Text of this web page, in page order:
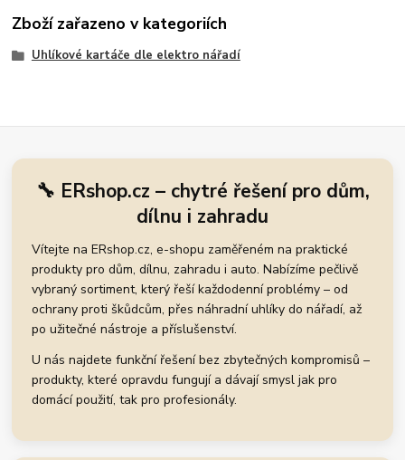
Zboží zařazeno v kategoriích
Uhlíkové kartáče dle elektro nářadí
🔧 ERshop.cz – chytré řešení pro dům,
dílnu i zahradu
Vítejte na ERshop.cz, e-shopu zaměřeném na praktické
produkty pro dům, dílnu, zahradu i auto. Nabízíme pečlivě
vybraný sortiment, který řeší každodenní problémy – od
ochrany proti škůdcům, přes náhradní uhlíky do nářadí, až
po užitečné nástroje a příslušenství.
U nás najdete funkční řešení bez zbytečných kompromisů –
produkty, které opravdu fungují a dávají smysl jak pro
domácí použití, tak pro profesionály.